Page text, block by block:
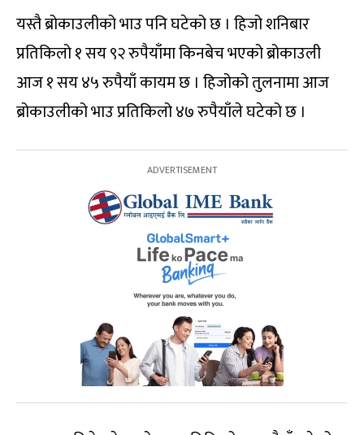
यस्तै ब्रोकाउलीको भाउ पनि घटेको छ । हिजो शनिबार
प्रतिकिलो १ सय ९२ रुपैयाँमा किनबेच भएको ब्रोकाउली
आज १ सय ४५ रुपैयाँ कायम छ । हिजोको तुलनामा आज
ब्रोकाउलीको भाउ प्रतिकिलो ४७ रुपैयाँले घटेको छ ।